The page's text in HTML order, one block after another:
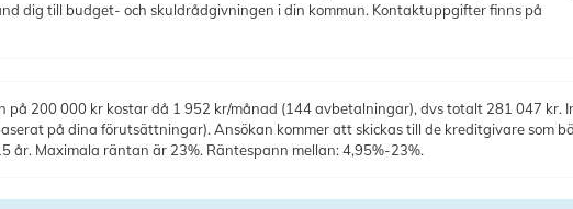
dig till budget- och skuldrådgivningen i din kommun. Kontaktuppgifter finns på
200 000 kr kostar då 1 952 kr/månad (144 avbetalningar), dvs totalt 281 047 kr.
på dina förutsättningar). Ansökan kommer att skickas till de kreditgivare som
Maximala räntan är 23%. Räntespann mellan: 4,95%-23%.